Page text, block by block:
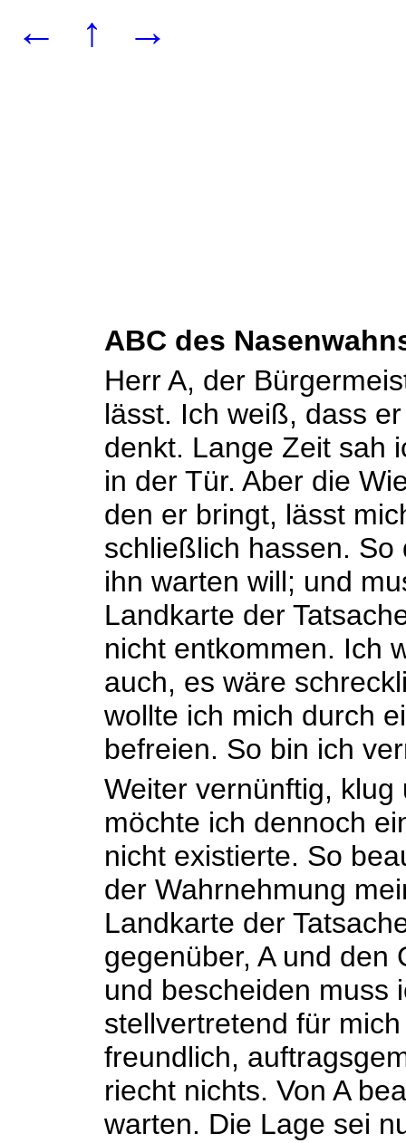
← ↑ →
ABC des
Herr A, der
lässt. Ich weiß, dass
denkt. Lange Zeit sah
in der Tür. Aber die
den er bringt, lässt
schließlich hassen.
ihn warten will; und
Landkarte der
nicht entkommen. Ich
auch, es wäre
wollte ich mich durch
befreien. So bin ich
Weiter vernünftig,
möchte ich dennoch
nicht existierte. So
der Wahrnehmung
Landkarte der
gegenüber, A und den
und bescheiden muss
stellvertretend für
freundlich,
riecht nichts. Von A
warten. Die Lage sei